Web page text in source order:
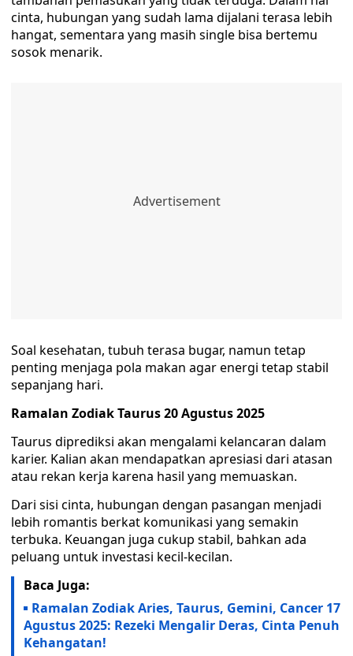
cinta, hubungan yang sudah lama dijalani terasa lebih
hangat, sementara yang masih single bisa bertemu
sosok menarik.
Soal kesehatan, tubuh terasa bugar, namun tetap
penting menjaga pola makan agar energi tetap stabil
sepanjang hari.
Ramalan Zodiak Taurus 20 Agustus 2025
Taurus diprediksi akan mengalami kelancaran dalam
karier. Kalian akan mendapatkan apresiasi dari atasan
atau rekan kerja karena hasil yang memuaskan.
Dari sisi cinta, hubungan dengan pasangan menjadi
lebih romantis berkat komunikasi yang semakin
terbuka. Keuangan juga cukup stabil, bahkan ada
peluang untuk investasi kecil-kecilan.
Baca Juga:
Ramalan Zodiak Aries, Taurus, Gemini, Cancer 17
Agustus 2025: Rezeki Mengalir Deras, Cinta Penuh
Kehangatan!